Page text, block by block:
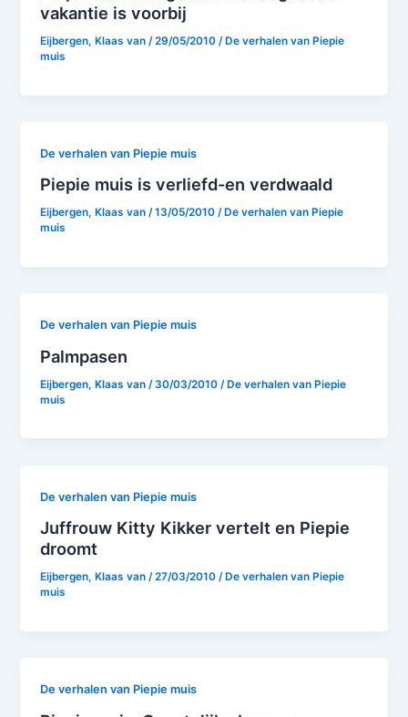
vakantie is voorbij
Eijbergen, Klaas van/29/05/2010/ De verhalen van Piepie
muis
De verhalen van Piepie muis
Piepie muis is verliefd-en verdwaald
Eijbergen, Klaas van/13/05/2010/ De verhalen van Piepie
muis
De verhalen van Piepie muis
Palmpasen
Eijbergen, Klaas van /30/03/2010 /De verhalen van Piepie
muis
De verhalen van Piepie muis
Juffrouw Kitty Kikker vertelt en Piepie
droomt
Eijbergen, Klaas van/27/03/2010/ De verhalen van Piepie
muis
De verhalen van Piepie muis